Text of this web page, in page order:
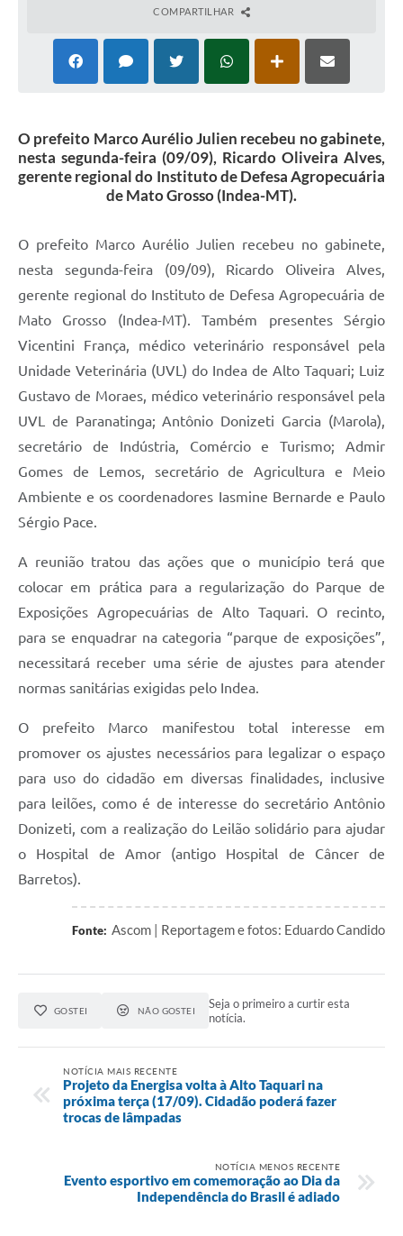
COMPARTILHAR
O prefeito Marco Aurélio Julien recebeu no gabinete,
nesta segunda-feira (09/09), Ricardo Oliveira Alves,
gerente regional do Instituto de Defesa Agropecuária
de Mato Grosso (Indea-MT).
O prefeito Marco Aurélio Julien recebeu no gabinete,
nesta segunda-feira (09/09), Ricardo Oliveira Alves,
gerente regional do Instituto de Defesa Agropecuária de
Mato Grosso (Indea-MT). Também presentes Sérgio
Vicentini França, médico veterinário responsável pela
Unidade Veterinária (UVL) do Indea de Alto Taquari; Luiz
Gustavo de Moraes, médico veterinário responsável pela
UVL de Paranatinga; Antônio Donizeti Garcia (Marola),
secretário de Indústria, Comércio e Turismo; Admir
Gomes de Lemos, secretário de Agricultura e Meio
Ambiente e os coordenadores Iasmine Bernarde e Paulo
Sérgio Pace.
A reunião tratou das ações que o município terá que
colocar em prática para a regularização do Parque de
Exposições Agropecuárias de Alto Taquari. O recinto,
para se enquadrar na categoria “parque de exposições”,
necessitará receber uma série de ajustes para atender
normas sanitárias exigidas pelo Indea.
O prefeito Marco manifestou total interesse em
promover os ajustes necessários para legalizar o espaço
para uso do cidadão em diversas finalidades, inclusive
para leilões, como é de interesse do secretário Antônio
Donizeti, com a realização do Leilão solidário para ajudar
o Hospital de Amor (antigo Hospital de Câncer de
Barretos).
Fonte: Ascom | Reportagem e fotos: Eduardo Candido
GOSTEI NÃO GOSTEI
Seja o primeiro a curtir esta
notícia.
NOTÍCIA MAIS RECENTE
Projeto da Energisa volta à Alto Taquari na
próxima terça (17/09). Cidadão poderá fazer
trocas de lâmpadas
NOTÍCIA MENOS RECENTE
Evento esportivo em comemoração ao Dia da
Independência do Brasil é adiado